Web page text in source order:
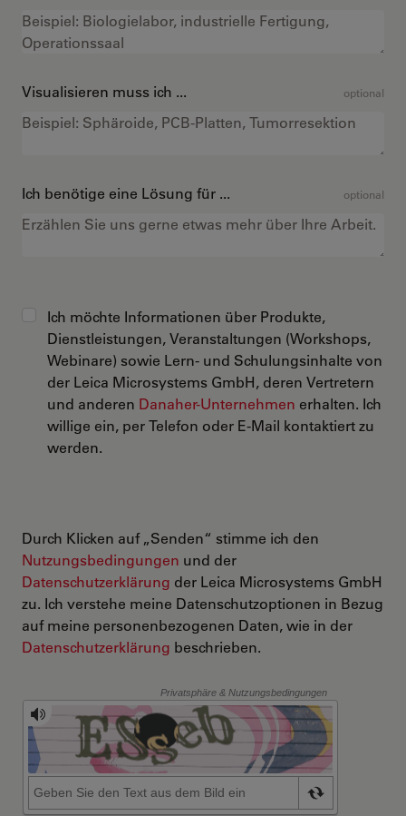
Visualisieren muss ich ... optional
Ich benötige eine Lösung für ... optional
Ich möchte Informationen über Produkte,
Dienstleistungen, Veranstaltungen (Workshops,
Webinare) sowie Lern- und Schulungsinhalte von
der Leica Microsystems GmbH, deren Vertretern
und anderen Danaher-Unternehmen erhalten. Ich
willige ein, per Telefon oder E-Mail kontaktiert zu
werden.
Durch Klicken auf „Senden“ stimme ich den
Nutzungsbedingungen und der
Datenschutzerklärung der Leica Microsystems GmbH
zu. Ich verstehe meine Datenschutzoptionen in Bezug
auf meine personenbezogenen Daten, wie in der
Datenschutzerklärung beschrieben.